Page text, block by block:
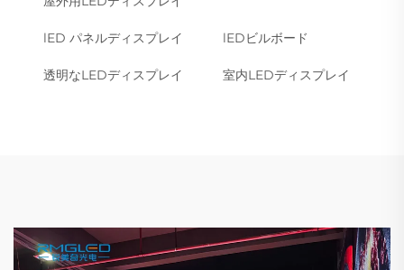
lED パネルディスプレイ lEDビルボード
透明なLEDディスプレイ 室内LEDディスプレイ